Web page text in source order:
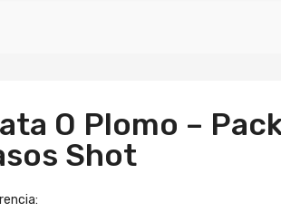
O Plomo –
Shot